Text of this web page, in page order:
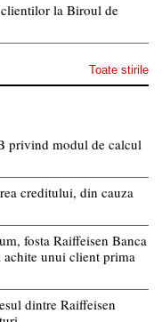
clientilor la Biroul de
Toate stirile
privind modul de calcul
creditului, din cauza
fosta Raiffeisen Banca
unui client prima
dintre Raiffeisen